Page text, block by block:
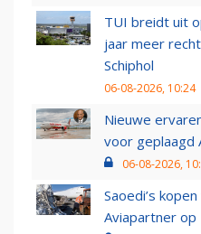
TUI breidt uit
jaar meer
Schiphol
06-08-2026, 10:24
Nieuwe
voor geplaagd
06-08-2026,
Saoedi’s
Aviapartner op